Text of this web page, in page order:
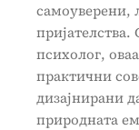
самоуверени,
психолог,
практични
дизајнирани
природната